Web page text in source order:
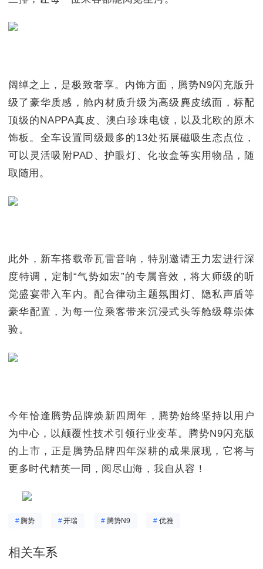
阔绰之上，是极致奢享。内饰方面，腾势N9闪充版升
级了豪华质感，舱内材质升级为高级麂皮绒面，标配
顶级的NAPPA真皮、澳白珍珠电镀，以及北欧的原木
饰板。全车设置同级最多的13处拓展磁吸生态点位，
可以灵活吸附PAD、护眼灯、化妆盒等实用物品，随
取随用。
此外，新车搭载帝瓦雷音响，特别邀请王力宏进行深
度特调，定制“气势如宏”的专属音效，将大师级的听
觉盛宴带入车内。配合律动主题氛围灯、隐私声盾等
豪华配置，为每一位乘客带来沉浸式头等舱级尊崇体
验。
今年恰逢腾势品牌焕新四周年，腾势始终坚持以用户
为中心，以颠覆性技术引领行业变革。腾势N9闪充版
的上市，正是腾势品牌四年深耕的成果展现，它将与
更多时代精英一同，阅尽山海，我自从容！
# 腾势 #开瑞 # 腾势N9 # 优雅
相关车系